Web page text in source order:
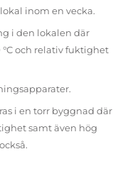
inom en vecka.
i den lokalen där
och relativ fuktighet
i en torr byggnad där
samt även hög